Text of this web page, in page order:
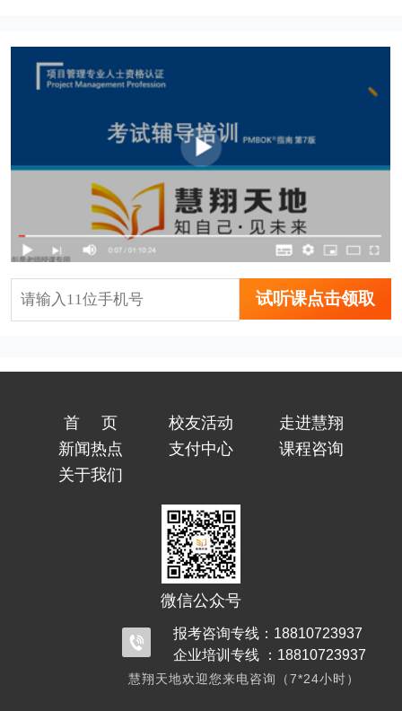
试听课点击领取
首页 校友活动
走进慧翔
新闻热点
支付中心
课程咨询
关于我们
微信公众号
报考咨询专线：18810723937
企业培训专线 ：18810723937
慧翔天地欢迎您来电咨询（7*24小时）